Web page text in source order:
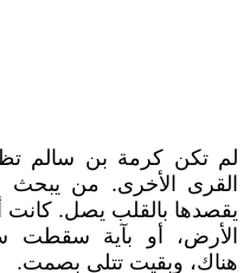
لم تكن كرمة بن سالم
القرى الأخرى. من يبحث
يقصدها بالقلب يصل.
الأرض، أو بآية سقطت
هناك، وبقيت تتلى بصمت.